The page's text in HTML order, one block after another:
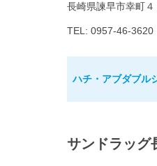
長崎県諫早市幸町４
TEL: 0957-46-3620
ハチ・アブダブル
サンドラッグ